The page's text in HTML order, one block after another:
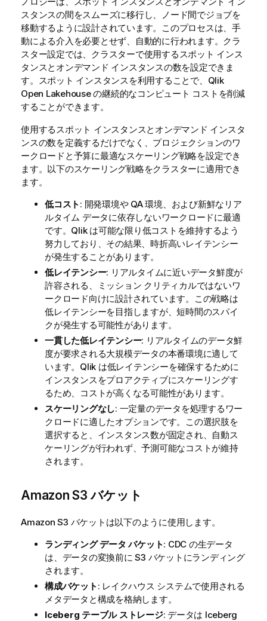
スタンスの間をスムーズに移行し、ノード間でジョブを
移動するように設計されています。このプロセスは、手
動による介入を必要とせず、自動的に行われます。クラ
スター設定では、クラスターで使用するスポット インス
タンスとオンデマンド インスタンスの数を設定できま
す。スポット インスタンスを利用することで、 Qlik
Open Lakehouseの継続的なコンピュート コストを削減
することができます。
使用するスポット インスタンスとオンデマンド インスタ
ンスの数を定義するだけでなく、プロジェクションのワ
ークロードと予算に最適なスケーリング戦略を設定でき
ます。以下のスケーリング戦略をクラスターに適用でき
ます。
低コスト : 開発環境や QA 環境、および新鮮なリア
ルタイム データに依存しないワークロードに最適
です。 Qlikは可能な限り低コストを維持するよう
努力しており、その結果、時折高いレイテンシー
が発生することがあります。
低レイテンシー: リアルタイムに近いデータ鮮度が
許容される、ミッション クリティカルではないワ
ークロード向けに設計されています。この戦略は
低レイテンシーを目指しますが、短時間のスパイ
クが発生する可能性があります。
一貫した低レイテンシー: リアルタイムのデータ鮮
度が要求される大規模データの本番環境に適して
います。 Qlik は低レイテンシーを確保するために
インスタンスをプロアクティブにスケーリングす
るため、コストが高くなる可能性があります。
スケーリングなし: 一定量のデータを処理するワー
クロードに適したオプションです。この選択肢を
選択すると、インスタンス数が固定され、自動ス
ケーリングが行われず、予測可能なコストが維持
されます。
Amazon S3 バケット
Amazon S3 バケットは以下のように使用します。
ランディング データ バケット: CDC の生データ
は、データの変換前に S3 バケットにランディング
されます。
構成バケット : レイクハウス システムで使用される
メタデータと構成を格納します。
Iceberg テーブル ストレージ: データは Iceberg